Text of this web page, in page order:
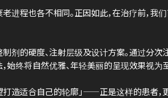
老进程也各不相同。正因如此，在治疗前，
剂的硬度、注射层级及设计方案。通过分次
始终将自然优雅、年轻美丽的呈现效果视为
望打造适合自己的轮廓」——正是这样的患者